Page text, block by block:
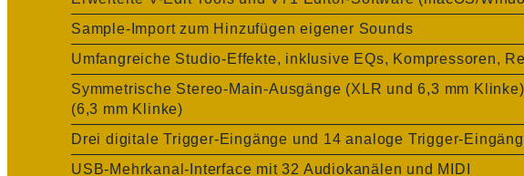
Sample-Import zum Hinzufügen eigener Sounds
Umfangreiche Studio-Effekte, inklusive EQs, Kompressoren,
Symmetrische Stereo-Main-Ausgänge (XLR und 6,3 mm
(6,3 mm Klinke)
Drei digitale Trigger-Eingänge und 14 analoge Trigger-
USB-Mehrkanal-Interface mit 32 Audiokanälen und MIDI